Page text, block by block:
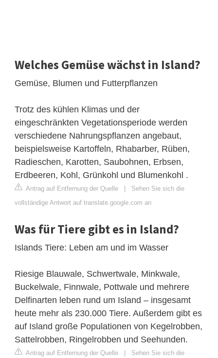
Welches Gemüse wächst in Island?
Gemüse, Blumen und Futterpflanzen
Trotz des kühlen Klimas und der
eingeschränkten Vegetationsperiode werden
verschiedene Nahrungspflanzen angebaut,
beispielsweise Kartoffeln, Rhabarber, Rüben,
Radieschen, Karotten, Saubohnen, Erbsen,
Erdbeeren, Kohl, Grünkohl und Blumenkohl .
Antrag auf Entfernung der Quelle | Sehen Sie sich die
vollständige Antwort auf translate.google.com an
Was für Tiere gibt es in Island?
Islands Tiere: Leben am und im Wasser
Riesige Blauwale, Schwertwale, Minkwale,
Buckelwale, Finnwale, Pottwale und mehrere
Delfinarten leben rund um Island – insgesamt
heute mehr als 230.000 Tiere. Außerdem gibt es
auf Island große Populationen von Kegelrobben,
Sattelrobben, Ringelrobben und Seehunden.
Antrag auf Entfernung der Quelle | Sehen Sie sich die